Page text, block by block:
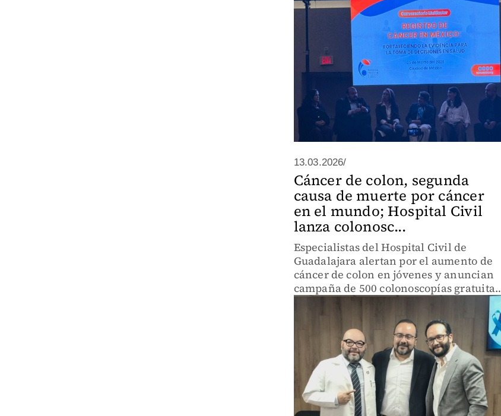
13.03.2026/
Cáncer de colon, segunda
causa de muerte por cáncer
en el mundo; Hospital Civil
lanza colonosc...
Especialistas del Hospital Civil de
Guadalajara alertan por el aumento de
cáncer de colon en jóvenes y anuncian
campaña de 500 colonoscopías gratuitas
a partir de finales de marzo